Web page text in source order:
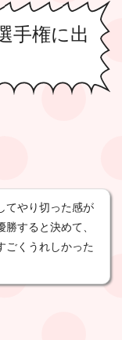
手権に出
てやり切った感が
すると決めて、
ごくうれしかった